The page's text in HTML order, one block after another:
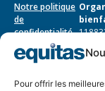
Pour offrir les
Notre politique
de
confidentialité